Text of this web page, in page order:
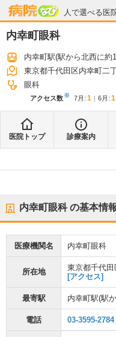
人で選べる医
病院なび
内幸町眼科
内幸町駅(駅から北西に約
東京都千代田区内幸町二
眼科
アクセス数※ 7月 : 1 6月 : 1
医院トップ 診療案内
内幸町眼科の基本情
医療機関名 内幸町眼科
所在地
東京都千代
[アクセス]
最寄駅 内幸町駅(駅
電話 03-3595-2784